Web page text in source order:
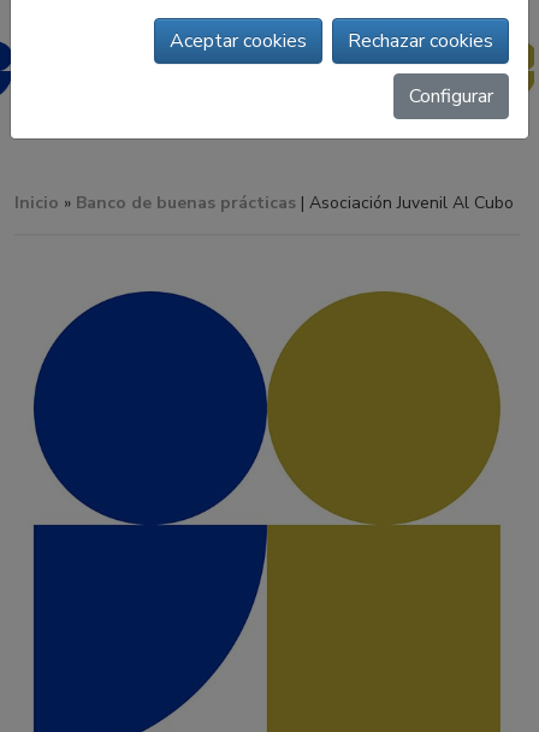
Inicio » Banco de buenas prácticas | Asociación Juvenil Al Cubo
Aceptar cookies Rechazar cookies
Configurar